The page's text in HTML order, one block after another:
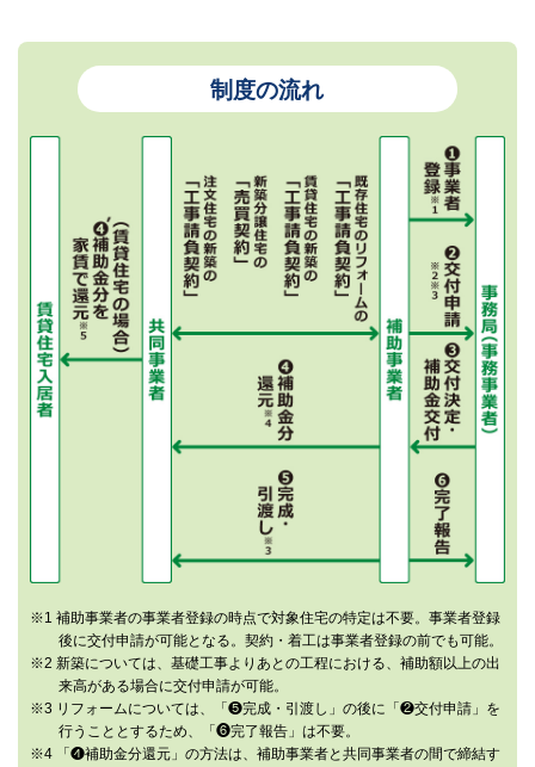
制度の流れ
※1 補助事業者の事業者登録の時点で対象住宅の特定は不要。事業者登録
後に交付申請が可能となる。契約・着工は事業者登録の前でも可能。
※2 新築については、基礎工事よりあとの工程における、補助額以上の出
来高がある場合に交付申請が可能。
※3 リフォームについては、「❺完成・引渡し」の後に「❷交付申請」を
行うこととするため、「❻完了報告」は不要。
※4 「❹補助金分還元」の方法は、補助事業者と共同事業者の間で締結す